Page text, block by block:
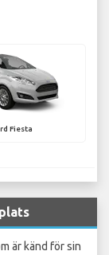
Fiesta
är känd för sin